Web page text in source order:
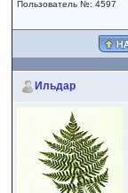
Пользователь №: 4597
Ильдар